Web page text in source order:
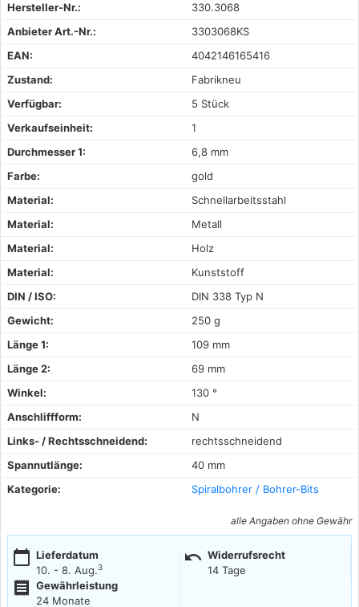
Hersteller-Nr.:
330.3068
Anbieter Art.-Nr.:
3303068KS
EAN:
4042146165416
Zustand:
Fabrikneu
Verfügbar:
5 Stück
Verkaufseinheit:
1
Durchmesser 1:
6,8 mm
Farbe:
gold
Material:
Schnellarbeitsstahl
Material:
Metall
Material:
Holz
Material:
Kunststoff
DIN / ISO:
DIN 338 Typ N
Gewicht:
250 g
Länge 1:
109 mm
Länge 2:
69 mm
Winkel:
130 °
Anschliffform:
N
Links- / Rechtsschneidend:
rechtsschneidend
Spannutlänge:
40 mm
Kategorie:
Spiralbohrer / Bohrer-Bits
alle Angaben ohne Gewähr
calendar_today Lieferdatum
10. - 8. Aug.3
undo Widerrufsrecht
14 Tage
receipt
Gewährleistung
24 Monate